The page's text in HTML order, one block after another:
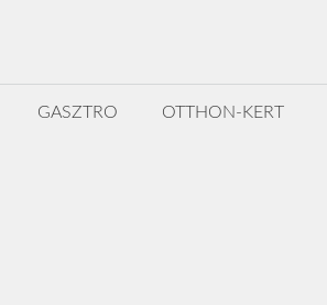
GASZTRO OTTHON-KERT